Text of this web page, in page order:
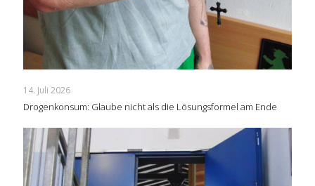
14. Juli 2026
Drogenkonsum: Glaube nicht als die Lösungsformel am Ende